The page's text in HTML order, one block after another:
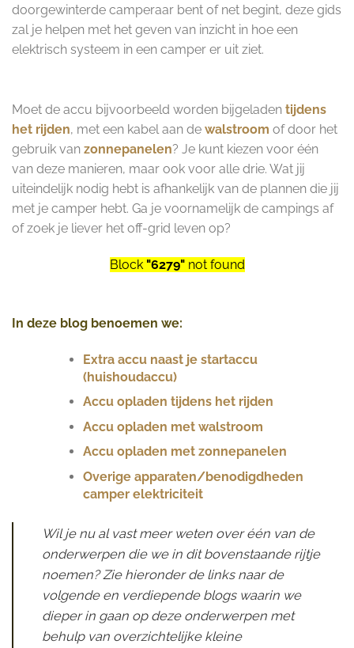
doorgewinterde camperaar bent of net begint, deze gids
zal je helpen met het geven van inzicht in hoe een
elektrisch systeem in een camper er uit ziet.
Moet de accu bijvoorbeeld worden bijgeladen tijdens
het rijden, met een kabel aan de walstroom of door het
gebruik van zonnepanelen? Je kunt kiezen voor één
van deze manieren, maar ook voor alle drie. Wat jij
uiteindelijk nodig hebt is afhankelijk van de plannen die jij
met je camper hebt. Ga je voornamelijk de campings af
of zoek je liever het off-grid leven op?
Block "6279"not found
In deze blog benoemen we:
Extra accu naast je startaccu
(huishoudaccu)
Accu opladen tijdens het rijden
Accu opladen met walstroom
Accu opladen met zonnepanelen
Overige apparaten/benodigdheden
camper elektriciteit
Wil je nu al vast meer weten over één van de
onderwerpen die we in dit bovenstaande rijtje
noemen? Zie hieronder de links naar de
volgende en verdiepende blogs waarin we
dieper in gaan op deze onderwerpen met
behulp van overzichtelijke kleine